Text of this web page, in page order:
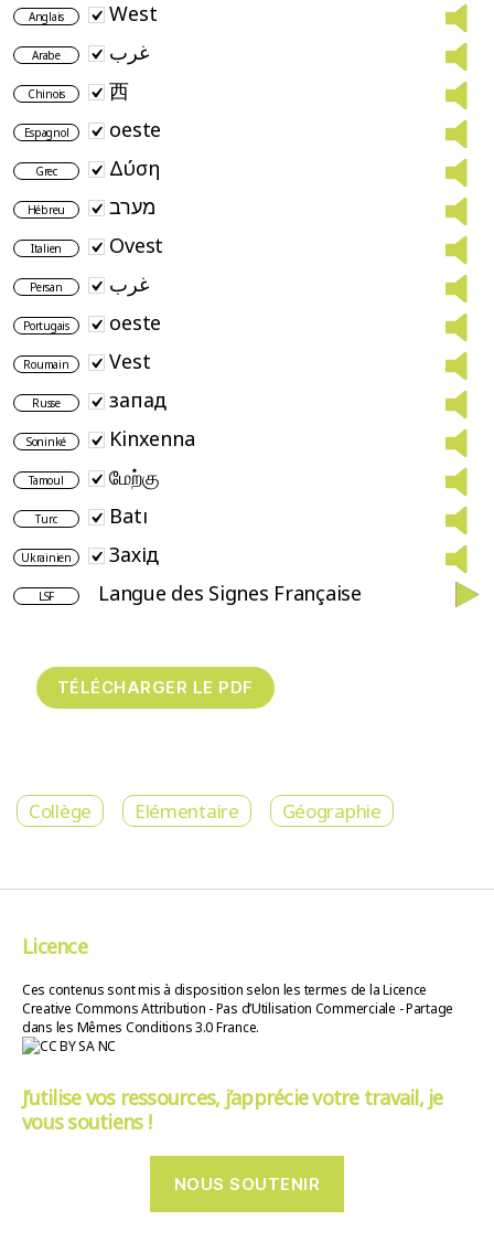
Anglais West
Arabe غرب
Chinois 西
Espagnol oeste
Grec Δύση
Hébreu מערב
Italien Ovest
Persan غرب
Portugais oeste
Roumain Vest
Russe запад
Soninké Kinxenna
Tamoul மேற்கு
Turc Batı
Ukrainien Захід
LSF Langue des Signes Française
Collège Elémentaire Géographie
Licence
Ces contenus sont mis à disposition selon les termes de la Licence
Creative Commons Attribution - Pas d’Utilisation Commerciale - Partage
dans les Mêmes Conditions 3.0 France.
J’utilise vos ressources, j’apprécie votre travail, je
vous soutiens !
NOUS SOUTENIR